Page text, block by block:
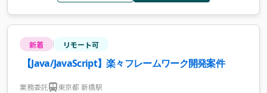
新着 リモート可
【Java/JavaScript】楽々フレームワーク開発案件
業務委託 東京都 新橋駅